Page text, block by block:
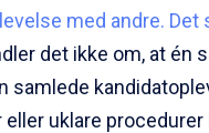
med andre.
det ikke om, at
samlede
eller uklare